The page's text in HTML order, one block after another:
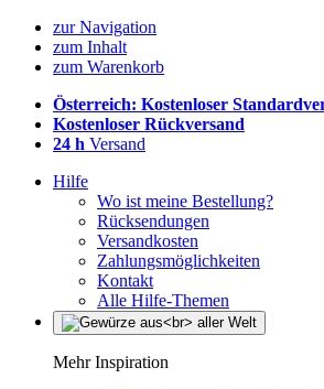
zur Navigation
zum Inhalt
zum Warenkorb
Österreich: Kostenloser
Kostenloser Rückversand
24 h Versand
Hilfe
Wo ist meine Bestellung?
Rücksendungen
Versandkosten
Zahlungsmöglichkeiten
Kontakt
Alle Hilfe-Themen
Mehr Inspiration